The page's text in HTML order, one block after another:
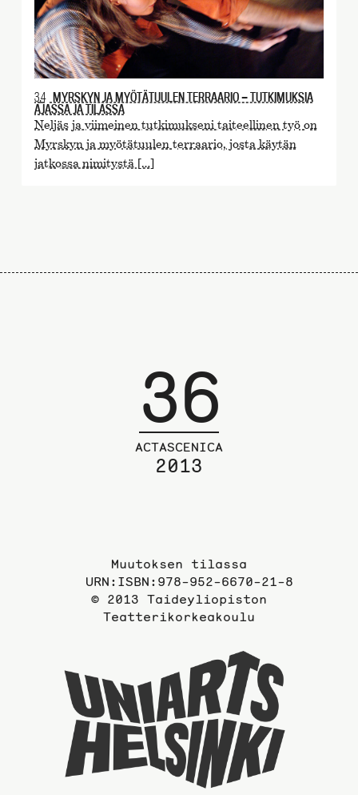
3.4 MYRSKYN JA MYÖTÄTUULEN TERRAARIO — TUTKIMUKSIA
AJASSA JA TILASSA
Neljäs ja viimeinen tutkimukseni taiteellinen työ on
Myrskyn ja myötätuulen terraario, josta käytän
jatkossa nimitystä […]
36
ACTASCENICA
2013
Muutoksen tilassa
URN:ISBN:978-952-6670-21-8
© 2013 Taideyliopiston
Teatterikorkeakoulu